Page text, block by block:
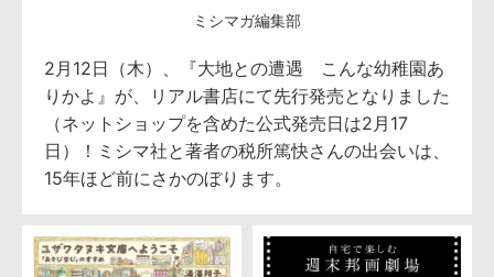
ミシマガ編集部
2月12日（木）、『大地との遭遇 こんな幼稚園あ
りかよ』が、リアル書店にて先行発売となりました
（ネットショップを含めた公式発売日は2月17
日）！ミシマ社と著者の税所篤快さんの出会いは、
15年ほど前にさかのぼります。